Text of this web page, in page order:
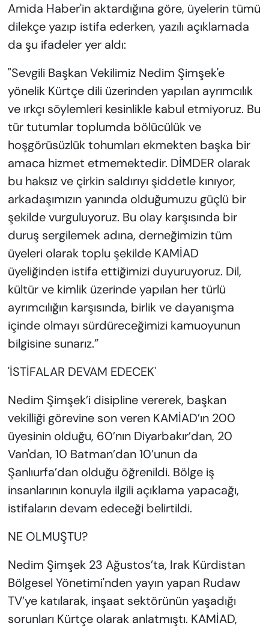
Amida Haber'in aktardığına göre, üyelerin tümü
dilekçe yazıp istifa ederken, yazılı açıklamada
da şu ifadeler yer aldı:
"Sevgili Başkan Vekilimiz Nedim Şimşek'e
yönelik Kürtçe dili üzerinden yapılan ayrımcılık
ve ırkçı söylemleri kesinlikle kabul etmiyoruz. Bu
tür tutumlar toplumda bölücülük ve
hoşgörüsüzlük tohumları ekmekten başka bir
amaca hizmet etmemektedir. DİMDER olarak
bu haksız ve çirkin saldırıyı şiddetle kınıyor,
arkadaşımızın yanında olduğumuzu güçlü bir
şekilde vurguluyoruz. Bu olay karşısında bir
duruş sergilemek adına, derneğimizin tüm
üyeleri olarak toplu şekilde KAMİAD
üyeliğinden istifa ettiğimizi duyuruyoruz. Dil,
kültür ve kimlik üzerinde yapılan her türlü
ayrımcılığın karşısında, birlik ve dayanışma
içinde olmayı sürdüreceğimizi kamuoyunun
bilgisine sunarız.”
'İSTİFALAR DEVAM EDECEK'
Nedim Şimşek’i disipline vererek, başkan
vekilliği görevine son veren KAMİAD’ın 200
üyesinin olduğu, 60’nın Diyarbakır’dan, 20
Van'dan, 10 Batman’dan 10’unun da
Şanlıurfa’dan olduğu öğrenildi. Bölge iş
insanlarının konuyla ilgili açıklama yapacağı,
istifaların devam edeceği belirtildi.
NE OLMUŞTU?
Nedim Şimşek 23 Ağustos’ta, Irak Kürdistan
Bölgesel Yönetimi'nden yayın yapan Rudaw
TV’ye katılarak, inşaat sektörünün yaşadığı
sorunları Kürtçe olarak anlatmıştı. KAMİAD,